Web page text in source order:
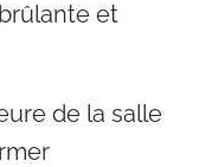
et
de la salle